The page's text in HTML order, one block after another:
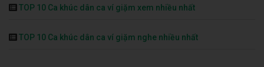
TOP 10 Ca khúc dân ca ví giặm xem nhiều nhất
TOP 10 Ca khúc dân ca ví giặm nghe nhiều nhất